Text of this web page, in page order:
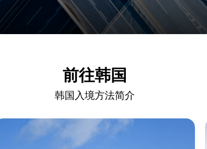
前往韩国
韩国入境方法简介